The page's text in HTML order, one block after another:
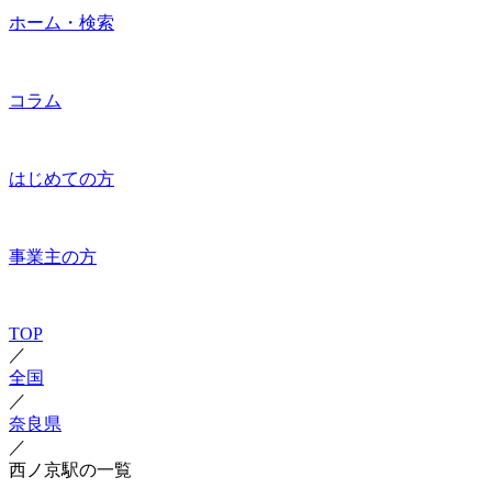
ホーム・検索
コラム
はじめての方
事業主の方
TOP
／
全国
／
奈良県
／
西ノ京駅の一覧